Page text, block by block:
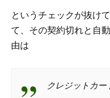
というチェックが抜け
て、その契約切れと自
由は
クレジットカー